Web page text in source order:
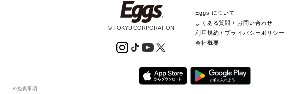
© TOKYU CORPORATION.
Eggs について
よくある質問 / お問い合わせ
利用規約 / プライバシーポリシー
会社概要
※免責事項